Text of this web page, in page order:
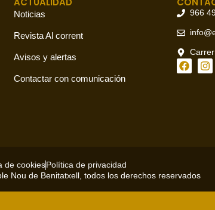
Noticias
Revista Al corrent
Avisos y alertas
Contactar con comunicación
966
de cookiesPolítica de privacidad
Nou de Benitatxell, todos los derechos reservados